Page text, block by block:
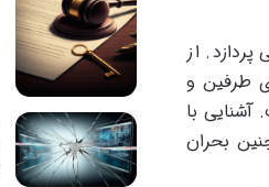
پردازد. از
طرفین و
آشنایی با
بحران